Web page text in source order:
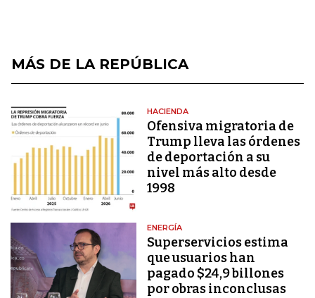
MÁS DE LA REPÚBLICA
HACIENDA
Ofensiva migratoria de
Trump lleva las órdenes
de deportación a su
nivel más alto desde
1998
ENERGÍA
Superservicios estima
que usuarios han
pagado $24,9 billones
por obras inconclusas